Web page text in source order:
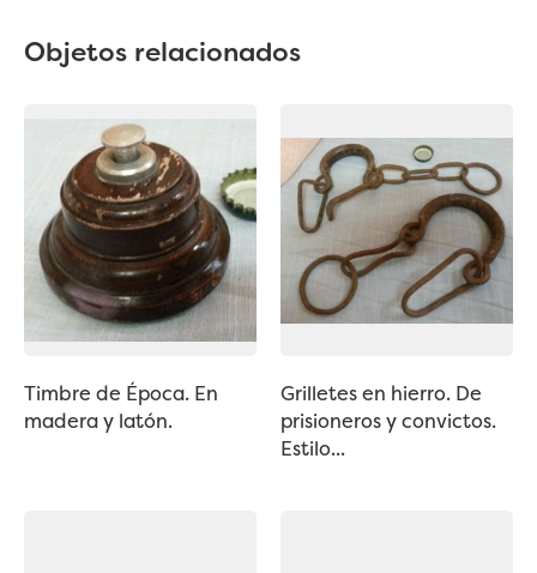
Objetos relacionados
Timbre de Época. En
madera y latón.
Grilletes en hierro. De
prisioneros y convictos.
Estilo...